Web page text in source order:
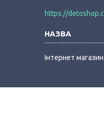
https://
Інтернет